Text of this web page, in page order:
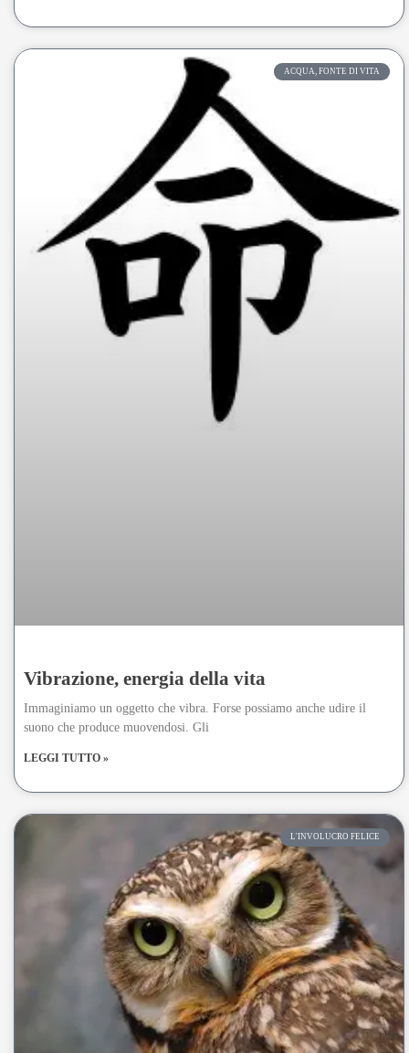
ACQUA, FONTE DI VITA
Vibrazione, energia della vita
Immaginiamo un oggetto che vibra. Forse possiamo anche udire il
suono che produce muovendosi. Gli
LEGGI TUTTO »
L'INVOLUCRO FELICE